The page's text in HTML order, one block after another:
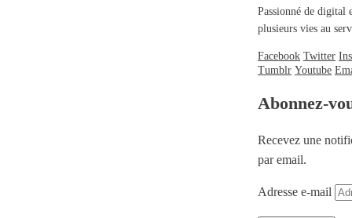
Passionné de digital
plusieurs vies au
Facebook Twitter
Tumblr Youtube
Abonnez-
Recevez une
par email.
Adresse e-mail